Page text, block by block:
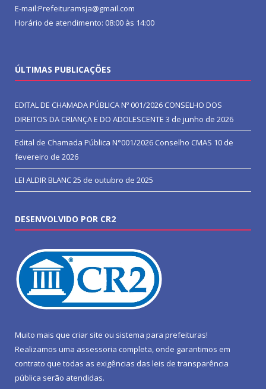
E-mail:Prefeituramsja@gmail.com
Horário de atendimento: 08:00 às 14:00
ÚLTIMAS PUBLICAÇÕES
EDITAL DE CHAMADA PÚBLICA Nº 001/2026 CONSELHO DOS
DIREITOS DA CRIANÇA E DO ADOLESCENTE 3 de junho de 2026
Edital de Chamada Pública N°001/2026 Conselho CMAS 10 de
fevereiro de 2026
LEI ALDIR BLANC25 de outubro de 2025
DESENVOLVIDO POR CR2
Muito mais que criar site ou sistema para prefeituras!
Realizamos uma assessoria completa, onde garantimos em
contrato que todas as exigências das leis de transparência
pública serão atendidas.